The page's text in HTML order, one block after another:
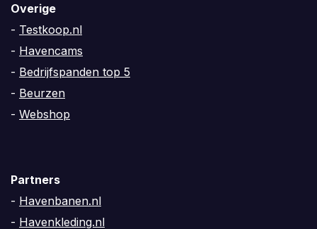
Overige
- Testkoop.nl
- Havencams
- Bedrijfspanden top 5
- Beurzen
- Webshop
Partners
- Havenbanen.nl
- Havenkleding.nl